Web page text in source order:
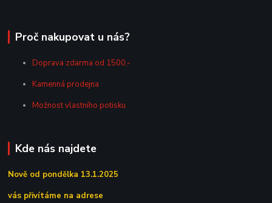
Proč nakupovat u nás?
Doprava zdarma od 1500,-
Kamenná prodejna
Možnost vlastního potisku
Kde nás najdete
Nově od pondělka 13.1.2025
vás přivítáme na adrese